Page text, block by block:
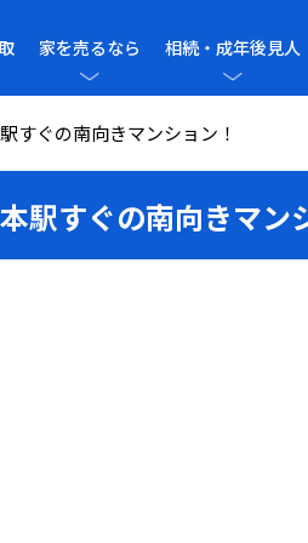
家を売るなら 相続・成年後見人
すぐの南向きマンション！
駅すぐの南向きマン